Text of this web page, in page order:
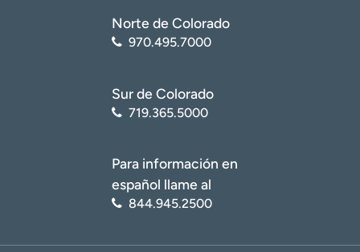
Norte de Colorado
970.495.7000
Sur de Colorado
719.365.5000
Para información en
español llame al
844.945.2500